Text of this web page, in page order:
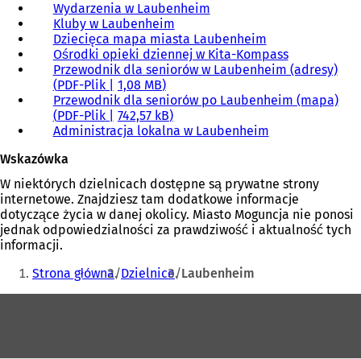
Wydarzenia w Laubenheim
Kluby w Laubenheim
Dziecięca mapa miasta Laubenheim
Ośrodki opieki dziennej w Kita-Kompass
Przewodnik dla seniorów w Laubenheim (adresy)
PDF-Plik
1,08 MB
Przewodnik dla seniorów po Laubenheim (mapa)
PDF-Plik
742,57 kB
Administracja lokalna w Laubenheim
Wskazówka
W niektórych dzielnicach dostępne są prywatne strony
internetowe. Znajdziesz tam dodatkowe informacje
dotyczące życia w danej okolicy. Miasto Moguncja nie ponosi
jednak odpowiedzialności za prawdziwość i aktualność tych
informacji.
Jesteś
tutaj:
Strona główna Dzielnice Laubenheim